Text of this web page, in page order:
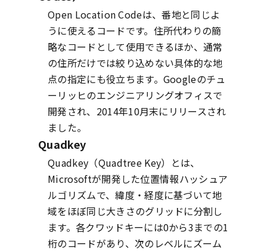
Open Location Codeは、番地と同じよ
うに使えるコードです。住所代わりの簡
略なコードとして使用できるほか、通常
の住所だけでは絞り込めない具体的な地
点の指定にも役立ちます。Googleのチュ
ーリッヒのエンジニアリングオフィスで
開発され、2014年10月末にリリースされ
ました。
Quadkey
Quadkey（Quadtree Key）とは、
Microsoftが開発した位置情報ハッシュア
ルゴリズムで、緯度・経度に基づいて地
域をほぼ同じ大きさのグリッドに分割し
ます。各クワッドキーには0から3までの1
桁のコードがあり、次のレベルにズーム